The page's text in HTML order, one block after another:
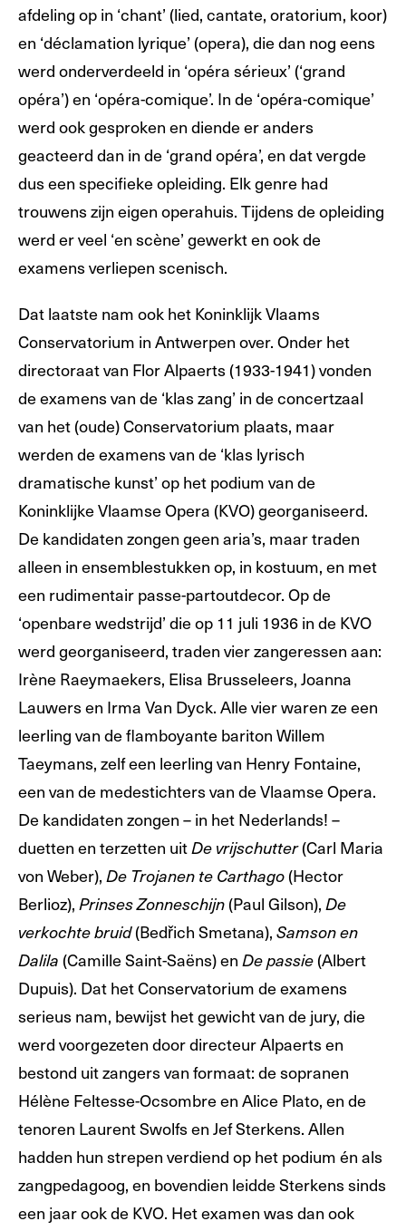
afdeling op in ‘chant’ (lied, cantate, oratorium, koor)
en ‘déclamation lyrique’ (opera), die dan nog eens
werd onderverdeeld in ‘opéra sérieux’ (‘grand
opéra’) en ‘opéra-comique’. In de ‘opéra-comique’
werd ook gesproken en diende er anders
geacteerd dan in de ‘grand opéra’, en dat vergde
dus een specifieke opleiding. Elk genre had
trouwens zijn eigen operahuis. Tijdens de opleiding
werd er veel ‘en scène’ gewerkt en ook de
examens verliepen scenisch.
Dat laatste nam ook het Koninklijk Vlaams
Conservatorium in Antwerpen over. Onder het
directoraat van Flor Alpaerts (1933-1941) vonden
de examens van de ‘klas zang’ in de concertzaal
van het (oude) Conservatorium plaats, maar
werden de examens van de ‘klas lyrisch
dramatische kunst’ op het podium van de
Koninklijke Vlaamse Opera (KVO) georganiseerd.
De kandidaten zongen geen aria’s, maar traden
alleen in ensemblestukken op, in kostuum, en met
een rudimentair passe-partoutdecor. Op de
‘openbare wedstrijd’ die op 11 juli 1936 in de KVO
werd georganiseerd, traden vier zangeressen aan:
Irène Raeymaekers, Elisa Brusseleers, Joanna
Lauwers en Irma Van Dyck. Alle vier waren ze een
leerling van de flamboyante bariton Willem
Taeymans, zelf een leerling van Henry Fontaine,
een van de medestichters van de Vlaamse Opera.
De kandidaten zongen – in het Nederlands! –
duetten en terzetten uit De vrijschutter(Carl Maria
von Weber), De Trojanen te Carthago (Hector
Berlioz), Prinses Zonneschijn (Paul Gilson), De
verkochte bruid(Bedřich Smetana), Samson en
Dalila (Camille Saint-Saëns) en De passie (Albert
Dupuis). Dat het Conservatorium de examens
serieus nam, bewijst het gewicht van de jury, die
werd voorgezeten door directeur Alpaerts en
bestond uit zangers van formaat: de sopranen
Hélène Feltesse-Ocsombre en Alice Plato, en de
tenoren Laurent Swolfs en Jef Sterkens. Allen
hadden hun strepen verdiend op het podium én als
zangpedagoog, en bovendien leidde Sterkens sinds
een jaar ook de KVO. Het examen was dan ook